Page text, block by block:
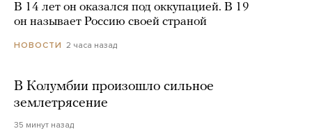
В 14 лет он оказался под оккупацией. В 19
он называет Россию своей страной
НОВОСТИ 2 часа назад
В Колумбии произошло сильное
землетрясение
35 минут назад